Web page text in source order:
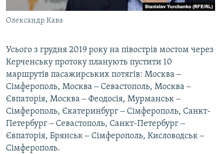
Олександр Кава
Усього з грудня 2019 року на півострів мостом через
Керченську протоку планують пустити 10
маршрутів пасажирських потягів: Москва ‒
Сімферополь, Москва ‒ Севастополь, Москва ‒
Євпаторія, Москва ‒ Феодосія, Мурманськ ‒
Сімферополь, Єкатеринбург ‒ Сімферополь, Санкт-
Петербург ‒ Севастополь, Санкт-Петербург ‒
Євпаторія, Брянськ ‒ Сімферополь, Кисловодськ ‒
Сімферополь.